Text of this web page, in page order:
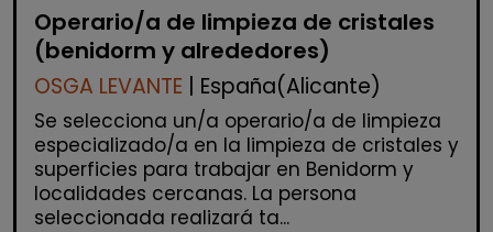
Operario/a de limpieza de cristales
(benidorm y alrededores)
OSGA LEVANTE | España(Alicante)
Se selecciona un/a operario/a de limpieza
especializado/a en la limpieza de cristales y
superficies para trabajar en Benidorm y
localidades cercanas. La persona
seleccionada realizará ta...